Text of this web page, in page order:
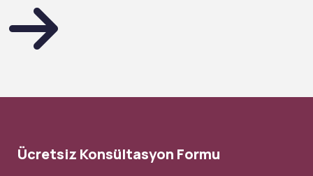
Ücretsiz Konsültasyon Formu